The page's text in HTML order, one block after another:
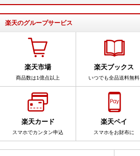
楽天のグループサービス
楽天市場
商品数は1億点以上
楽天ブックス
いつでも全品送料無料
楽天カード
スマホでカンタン申込
楽天ペイ
スマホをお財布に